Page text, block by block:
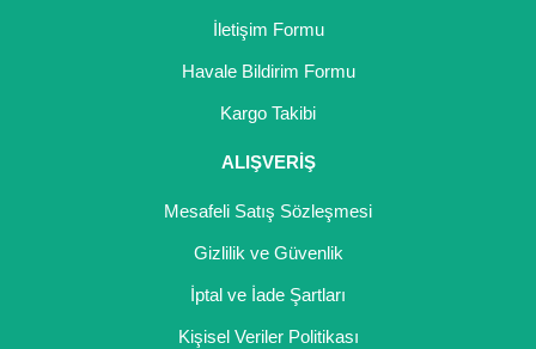
İletişim Formu
Havale Bildirim Formu
Kargo Takibi
ALIŞVERİŞ
Mesafeli Satış Sözleşmesi
Gizlilik ve Güvenlik
İptal ve İade Şartları
Kişisel Veriler Politikası